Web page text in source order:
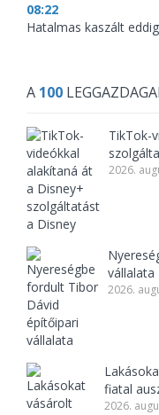
08:22
Hatalmas kaszált
A 100
TikTok-
2026.
vállalata
2026.
fiatal
2026.